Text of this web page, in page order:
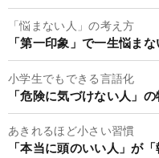
「悩まない人」の考え方
「第一印象」で一生悩ま
小学生でもできる言語化
「危険に気づけない人」
あきれるほど小さい習慣
「本当に頭のいい人」が